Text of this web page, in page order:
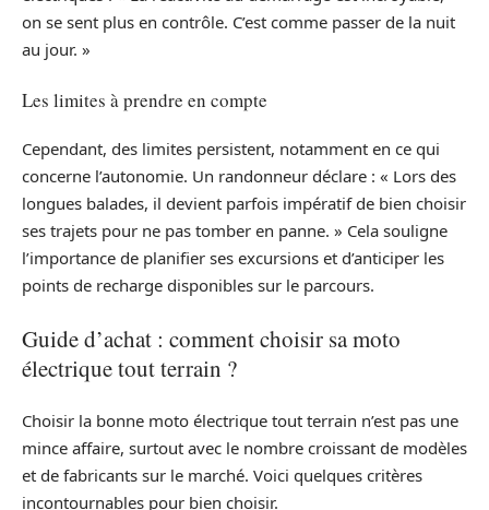
on se sent plus en contrôle. C’est comme passer de la nuit
au jour. »
Les limites à prendre en compte
Cependant, des limites persistent, notamment en ce qui
concerne l’autonomie. Un randonneur déclare : « Lors des
longues balades, il devient parfois impératif de bien choisir
ses trajets pour ne pas tomber en panne. » Cela souligne
l’importance de planifier ses excursions et d’anticiper les
points de recharge disponibles sur le parcours.
Guide d’achat : comment choisir sa moto
électrique tout terrain ?
Choisir la bonne moto électrique tout terrain n’est pas une
mince affaire, surtout avec le nombre croissant de modèles
et de fabricants sur le marché. Voici quelques critères
incontournables pour bien choisir.